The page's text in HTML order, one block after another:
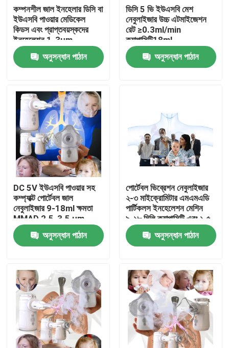
আমাদের সম্পর্কে
কারখানা ভ্রমণ
যোগাযোগ করুন
খবর
মামলা
পোর্টেবল মেশ নেবুলাইজার
মেশ নেবুলাইজার মেশিন
কম্পনশীল জাল ইনহেলার ডিসি বা
ইউএসবি পাওয়ার মেডিকেল
কিডস এবং প্রাপ্তবয়স্কদের
ইনহেলেশন 1-3μm
অনুসন্ধান পাঠান
ডিসি 5 ভি ইউএসবি মেশ
নেবুলাইজার উচ্চ এটমাইজেশন
রেট ≥0.3ml/min
ক্যাপাসিটি18ml
অনুসন্ধান পাঠান
DC 5V ইউএসবি পাওয়ার সহ
কম্প্যাক্ট পোর্টেবল জাল
নেবুলাইজার 9-18ml ক্ষমতা
MMAD 2.5-3.5 μm
গোলমালের মাত্রা ≤40dB
অনুসন্ধান পাঠান
পোর্টেবল ভিব্রেশন নেবুলাইজার
২-৩ মাইক্রোমিটার এমএমএডি
পার্টিকলস ইনহেলেশন মেশিন
৯-১৮ মিলি ক্যাপাসিটি এবং ১.৫
ওয়াট পাওয়ার খরচ সহ
অনুসন্ধান পাঠান